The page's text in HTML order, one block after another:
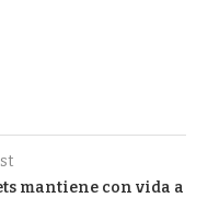
mantiene con vida a